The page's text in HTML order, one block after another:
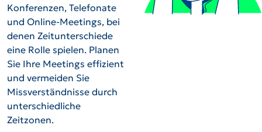
Konferenzen, Telefonate
und Online-Meetings, bei
denen Zeitunterschiede
eine Rolle spielen. Planen
Sie Ihre Meetings effizient
und vermeiden Sie
Missverständnisse durch
unterschiedliche
Zeitzonen.